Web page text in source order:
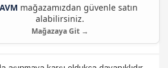
mağazamızdan güvenle satın
alabilirsiniz.
Mağazaya Git →